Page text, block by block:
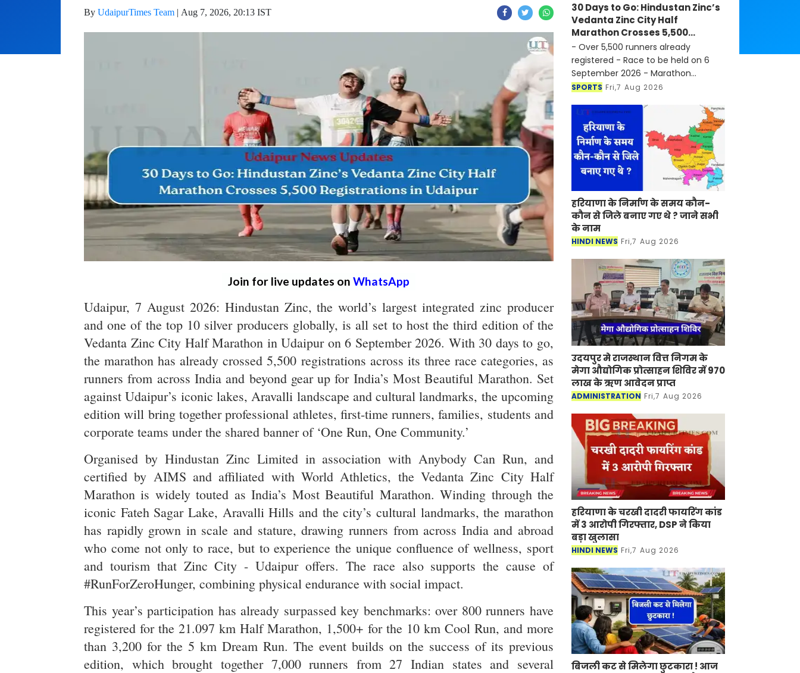
By UdaipurTimes Team | Aug 7, 2026, 20:13 IST
Join for live updates on WhatsApp
Udaipur, 7 August 2026: Hindustan Zinc, the world’s largest integrated zinc producer
and one of the top 10 silver producers globally, is all set to host the third edition of the
Vedanta Zinc City Half Marathon in Udaipur on 6 September 2026. With 30 days to go,
the marathon has already crossed 5,500 registrations across its three race categories, as
runners from across India and beyond gear up for India’s Most Beautiful Marathon. Set
against Udaipur’s iconic lakes, Aravalli landscape and cultural landmarks, the upcoming
edition will bring together professional athletes, first-time runners, families, students and
corporate teams under the shared banner of ‘One Run, One Community.’
Organised by Hindustan Zinc Limited in association with Anybody Can Run, and
certified by AIMS and affiliated with World Athletics, the Vedanta Zinc City Half
Marathon is widely touted as India’s Most Beautiful Marathon. Winding through the
iconic Fateh Sagar Lake, Aravalli Hills and the city’s cultural landmarks, the marathon
has rapidly grown in scale and stature, drawing runners from across India and abroad
who come not only to race, but to experience the unique confluence of wellness, sport
and tourism that Zinc City - Udaipur offers. The race also supports the cause of
#RunForZeroHunger, combining physical endurance with social impact.
This year’s participation has already surpassed key benchmarks: over 800 runners have
registered for the 21.097 km Half Marathon, 1,500+ for the 10 km Cool Run, and more
than 3,200 for the 5 km Dream Run. The event builds on the success of its previous
edition, which brought together 7,000 runners from 27 Indian states and several
30 Days to Go: Hindustan Zinc’s
Vedanta Zinc City Half
Marathon Crosses 5,500
Registrations in Udaipur
- Over 5,500 runners already
registered - Race to be held on 6
September 2026 - Marathon
continues to strengthen Udaipur's
destination
SPORTS Fri,7 Aug 2026
हरियाणा के निर्माण के समय कौन-
कौन से जिले बनाए गए थे ? जाने सभी
के नाम
HINDI NEWS Fri,7 Aug 2026
उदयपुर मे राजस्थान वित्त निगम के
मेगा औद्योगिक प्रोत्साहन शिविर में 970
लाख के ऋण आवेदन प्राप्त
ADMINISTRATION Fri,7 Aug 2026
हरियाणा के चरखी दादरी फायरिंग कांड
में 3 आरोपी गिरफ्तार, DSP ने किया
बड़ा खुलासा
HINDI NEWS Fri,7 Aug 2026
बिजली कट से मिलेगा छुटकारा ! आज